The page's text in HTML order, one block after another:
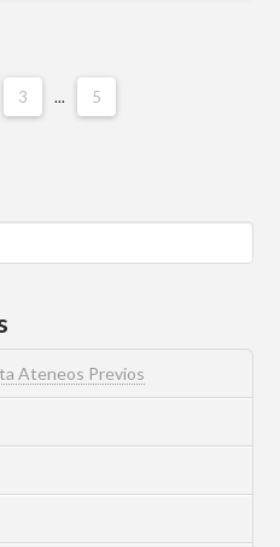
3 ... 5
Ateneos Previos